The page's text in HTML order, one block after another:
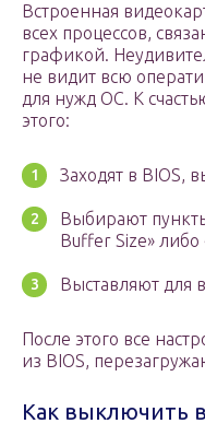
Встроенная
всех процессов,
графикой.
не видит всю
для нужд ОС. К
этого:
Заходят в BIOS,
Выбирают
Buffer Size» либо
Выставляют для
После этого все
из BIOS,
Как выключить